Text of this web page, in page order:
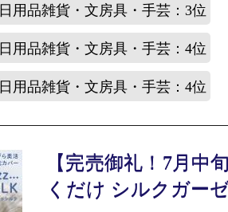
日用品雑貨・文房具・手芸：3位
日用品雑貨・文房具・手芸：4位
日用品雑貨・文房具・手芸：4位
【完売御礼！7月中
くだけ シルクガー